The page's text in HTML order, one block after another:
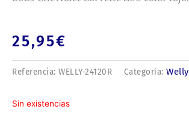
25,95€
Referencia: WELLY-24120R Categoría: Welly
Sin existencias